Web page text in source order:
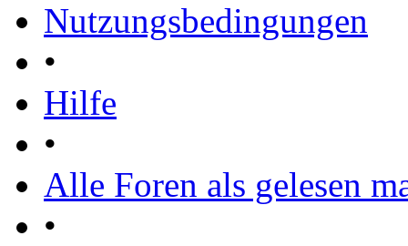
Nutzungsbedingungen
•
Hilfe
•
Alle Foren als gelesen
•